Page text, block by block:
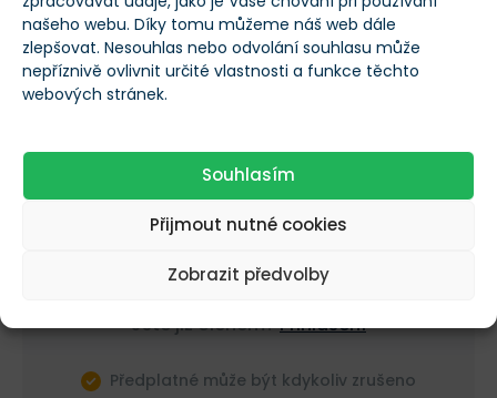
našeho webu. Díky tomu můžeme náš web dále
zlepšovat. Nesouhlas nebo odvolání souhlasu může
nepříznivě ovlivnit určité vlastnosti a funkce těchto
webových stránek.
Souhlasím
Přijmout nutné cookies
Zobrazit předvolby
Co se v tomto článku dozvíte?
Proč akcie CSG od IPO ztratily více než
polovinu hodnoty
proti názory
Zda je současný diskont vůči Rheinmetallu
oprávněný
Odemknout článek
Jste již členem?Přihlášení
Předplatné může být kdykoliv zrušeno